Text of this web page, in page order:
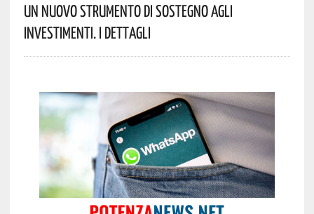
Un Nuovo Strumento Di Sostegno Agli
Investimenti. I Dettagli